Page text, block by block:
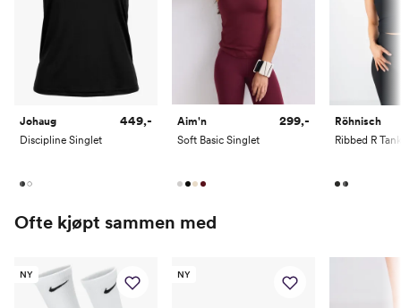
Johaug
Discipline Singlet
449,-
Aim'n
Soft Basic Singlet
299,-
Röhnisch
Ribbed R Tank
Ofte kjøpt sammen med
NY NY